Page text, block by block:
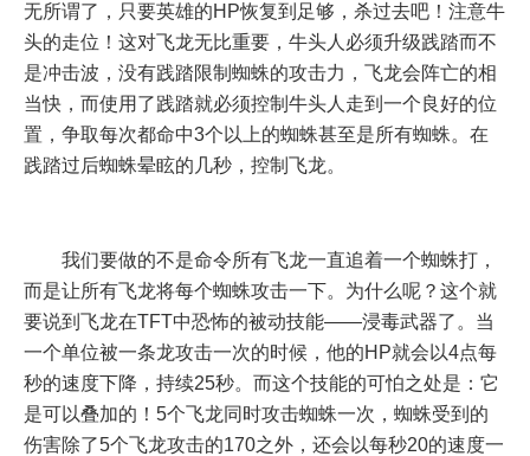
无所谓了，只要英雄的HP恢复到足够，杀过去吧！注意牛
头的走位！这对飞龙无比重要，牛头人必须升级践踏而不
是冲击波，没有践踏限制蜘蛛的攻击力，飞龙会阵亡的相
当快，而使用了践踏就必须控制牛头人走到一个良好的位
置，争取每次都命中3个以上的蜘蛛甚至是所有蜘蛛。在
践踏过后蜘蛛晕眩的几秒，控制飞龙。
我们要做的不是命令所有飞龙一直追着一个蜘蛛打，
而是让所有飞龙将每个蜘蛛攻击一下。为什么呢？这个就
要说到飞龙在TFT中恐怖的被动技能——浸毒武器了。当
一个单位被一条龙攻击一次的时候，他的HP就会以4点每
秒的速度下降，持续25秒。而这个技能的可怕之处是：它
是可以叠加的！5个飞龙同时攻击蜘蛛一次，蜘蛛受到的
伤害除了5个飞龙攻击的170之外，还会以每秒20的速度一